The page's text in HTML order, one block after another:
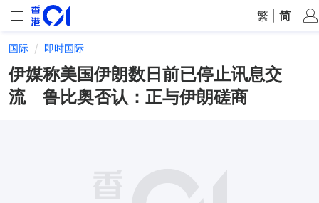
繁 简
国际 即时国际
伊媒称美国伊朗数日前已停止讯息交
流 鲁比奥否认：正与伊朗磋商